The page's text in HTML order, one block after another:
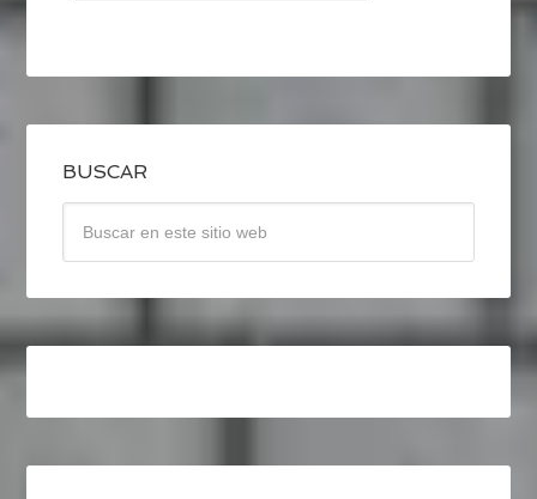
BUSCAR